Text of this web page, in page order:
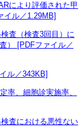
により評価された甲
イル／1.29MB]
査（検査3回目）に
） [PDFファイル／
ル／343KB]
率、細胞診実施率、
査における悪性ない